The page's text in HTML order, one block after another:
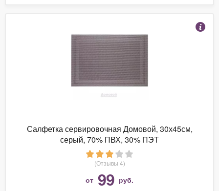
Салфетка сервировочная Домовой, 30х45см,
серый, 70% ПВХ, 30% ПЭТ
(Отзывы 4)
от 99 руб.